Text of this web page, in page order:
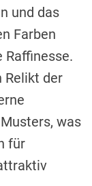
und das
Farben
Raffinesse.
Relikt der
was
für